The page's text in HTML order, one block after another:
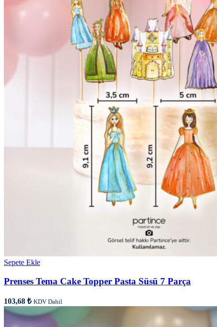
Sepete Ekle
Prenses Tema Cake Topper Pasta Süsü 7 Parça
103,68 ₺ KDV Dahil